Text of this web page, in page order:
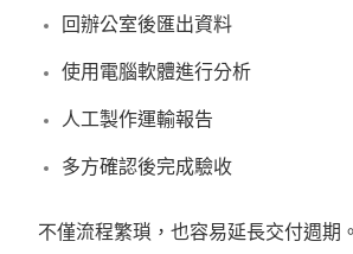
回辦公室後匯出資料
使用電腦軟體進行分析
人工製作運輸報告
多方確認後完成驗收
不僅流程繁瑣，也容易延長交付週期。